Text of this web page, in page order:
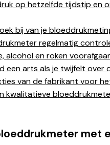
op hetzelfde tijdstip en
bij van je
regelmatig
alcohol en roken
een arts als je twijfelt
van de fabrikant voor
kwalitatieve
met